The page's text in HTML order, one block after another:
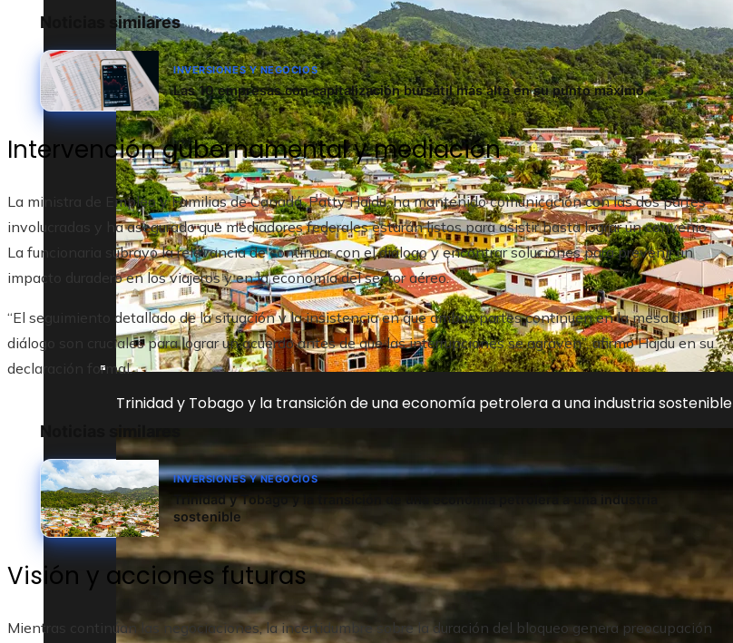
Trinidad y Tobago y la transición de una economía petrolera a una industria sostenible
Noticias similares
INVERSIONES Y NEGOCIOS
Las 10 empresas con capitalización bursátil más alta en su punto máximo
Intervención gubernamental y mediación
La ministra de Empleo y Familias de Canadá, Patty Hajdu, ha mantenido comunicación con las dos partes
involucradas y ha asegurado que mediadores federales estarán listos para asistir hasta lograr un convenio.
La funcionaria subrayó la relevancia de continuar con el diálogo y encontrar soluciones para prevenir un
impacto duradero en los viajeros y en la economía del sector aéreo.
“El seguimiento detallado de la situación y la insistencia en que ambas partes continúen en la mesa de
diálogo son cruciales para lograr un acuerdo antes de que las interrupciones se agraven”, afirmó Hajdu en su
declaración formal.
Noticias similares
INVERSIONES Y NEGOCIOS
Trinidad y Tobago y la transición de una economía petrolera a una industria
sostenible
Visión y acciones futuras
Mientras continúan las negociaciones, la incertidumbre sobre la duración del bloqueo genera preocupación